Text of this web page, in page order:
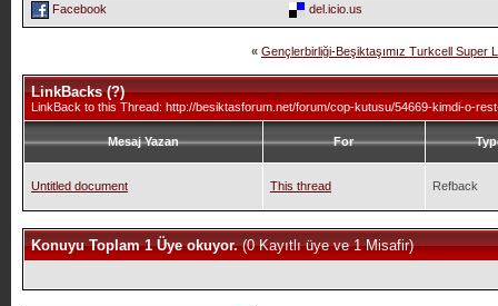
Facebook
del.icio.us
« Gençlerbirliği-Beşiktaşımız Turkcell Super
LinkBacks (?)
LinkBack to this Thread: http://besiktasforum.net/forum/cop-kutusu/54669-kimdi-o-
Mesaj Yazan For
Untitled document This thread Refback
Konuyu Toplam 1 Üye okuyor.(0 Kayıtlı üye ve 1 Misafir)